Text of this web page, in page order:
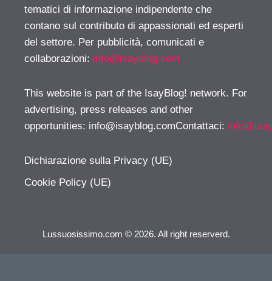
tematici di informazione indipendente che
contano sul contributo di appassionati ed esperti
del settore. Per pubblicità, comunicati e
collaborazioni: info@isayblog.com
This website is part of the IsayBlog! network. For
advertising, press releases and other
opportunities: info@isayblog.comContattaci:
Dichiarazione sulla Privacy (UE)
Cookie Policy (UE)
Lussuosissimo.com © 2026. All right reserverd.